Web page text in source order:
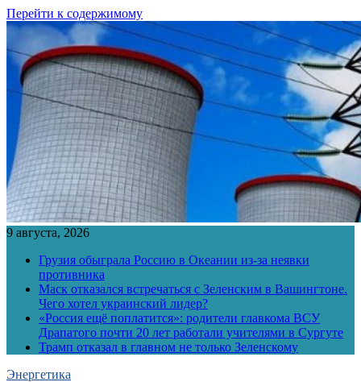
Перейти к содержимому
9 августа, 2026
Грузия обыграла Россию в Океании из-за неявки
противника
Маск отказался встречаться с Зеленским в Вашингтоне.
Чего хотел украинский лидер?
«Россия ещё поплатится»: родители главкома ВСУ
Драпатого почти 20 лет работали учителями в Сургуте
Трамп отказал в главном не только Зеленскому
Энергетика